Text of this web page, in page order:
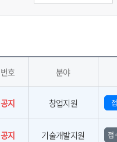
번호 분야
공지 창업지원
공지 기술개발지원 접